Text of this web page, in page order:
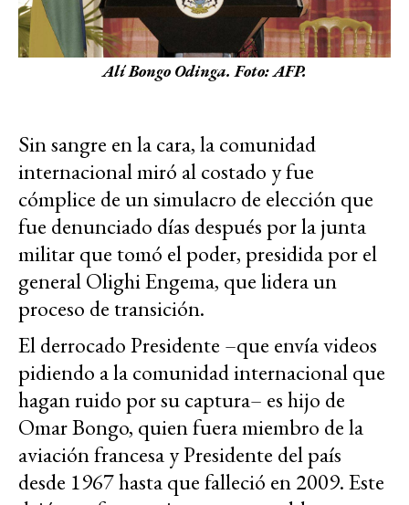
Alí Bongo Odinga. Foto: AFP.
Sin sangre en la cara, la comunidad
internacional miró al costado y fue
cómplice de un simulacro de elección que
fue denunciado días después por la junta
militar que tomó el poder, presidida por el
general Olighi Engema, que lidera un
proceso de transición.
El derrocado Presidente –que envía videos
pidiendo a la comunidad internacional que
hagan ruido por su captura– es hijo de
Omar Bongo, quien fuera miembro de la
aviación francesa y Presidente del país
desde 1967 hasta que falleció en 2009. Este